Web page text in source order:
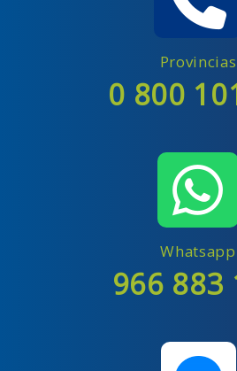
Provincias
0 800
Whatsapp
966 883